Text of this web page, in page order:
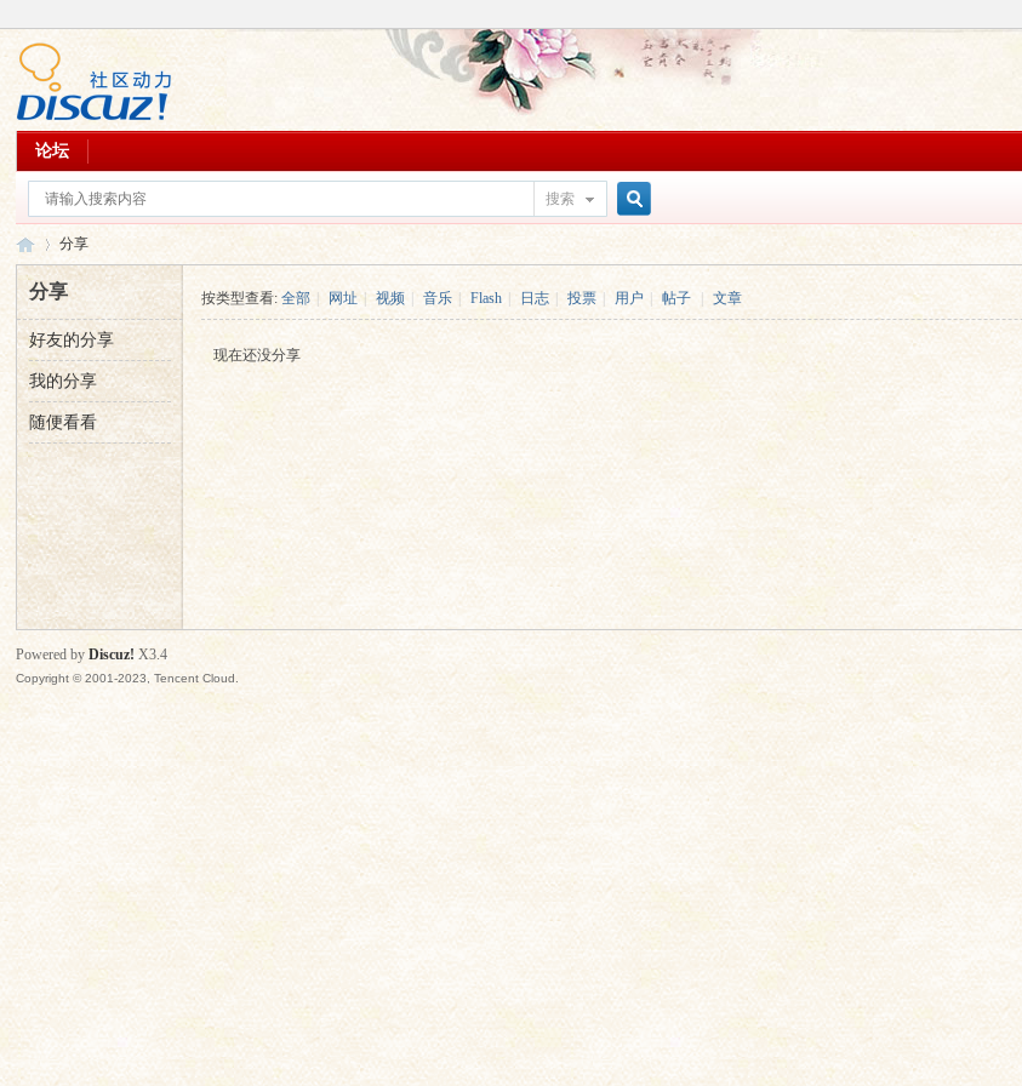
论坛
搜索
乐
思
会
›
分享
分享
好友的分享
我的分享
随便看看
按类型查看:全部 网址 | 视频 音乐 Flash 日志 投票 用户 帖子 文章
现在还没分享
Powered byDiscuz! X3.4
Copyright © 2001-2023, Tencent Cloud.